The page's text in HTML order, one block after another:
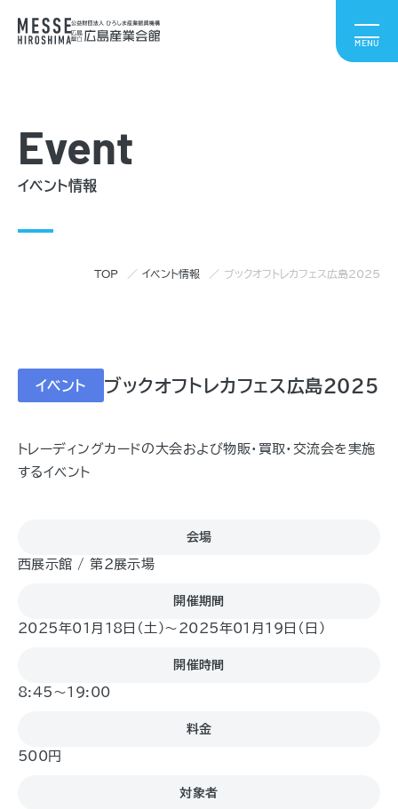
Event
イベント情報
TOP イベント情報 ブックオフトレカフェス広島2025
イベント ブックオフトレカフェス広島2025
トレーディングカードの大会および物販・買取・交流会を実施
するイベント
会場
西展示館 / 第２展示場
開催期間
2025年01月18日（土)〜2025年01月19日（日)
開催時間
8:45～19:00
料金
500円
対象者